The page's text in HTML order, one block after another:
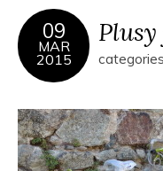
09
MAR
2015